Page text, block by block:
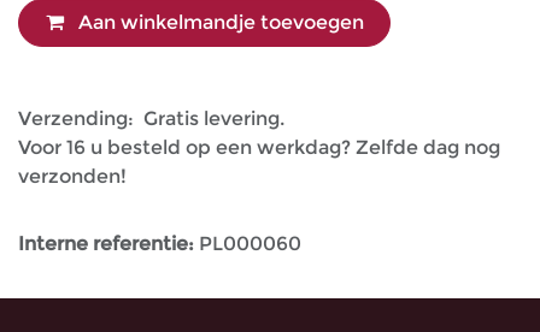
Aan winkelmandje toevoegen
Verzending: Gratis levering.
Voor 16 u besteld op een werkdag? Zelfde dag nog
verzonden!
Interne referentie: PL000060